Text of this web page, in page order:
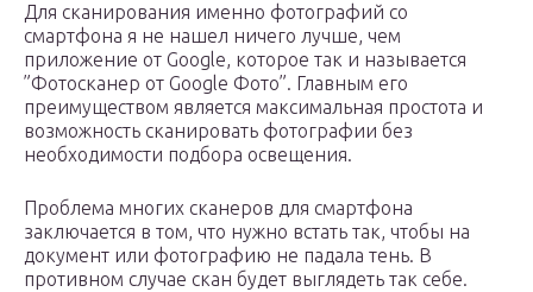
Для сканирования именно фотографий со
смартфона я не нашел ничего лучше, чем
приложение от Google, которое так и называется
”Фотосканер от Google Фото”. Главным его
преимуществом является максимальная простота и
возможность сканировать фотографии без
необходимости подбора освещения.
Проблема многих сканеров для смартфона
заключается в том, что нужно встать так, чтобы на
документ или фотографию не падала тень. В
противном случае скан будет выглядеть так себе.